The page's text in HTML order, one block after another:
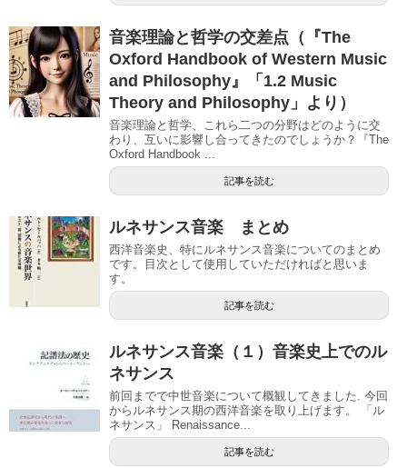
音楽理論と哲学の交差点（『The
Oxford Handbook of Western Music
and Philosophy』「1.2 Music
Theory and Philosophy」より）
音楽理論と哲学、これら二つの分野はどのように交
わり、互いに影響し合ってきたのでしょうか？『The
Oxford Handbook ...
記事を読む
ルネサンス音楽 まとめ
西洋音楽史、特にルネサンス音楽についてのまとめ
です。目次として使用していただければと思いま
す。
記事を読む
ルネサンス音楽（１）音楽史上でのル
ネサンス
前回までで中世音楽について概観してきました. 今回
からルネサンス期の西洋音楽を取り上げます。 「ル
ネサンス」 Renaissance...
記事を読む